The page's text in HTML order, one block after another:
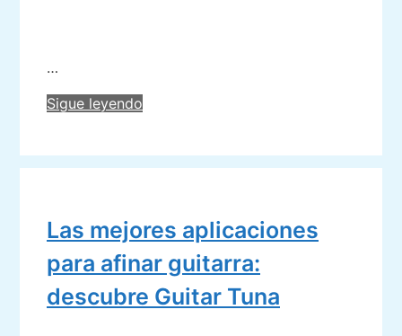
…
Sigue leyendo
para
logra
afinación
perfecta
Las mejores aplicaciones
para afinar guitarra:
descubre Guitar Tuna